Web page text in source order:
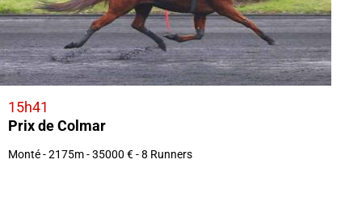
15h41
Prix de Colmar
Monté - 2175m - 35000 € - 8 Runners